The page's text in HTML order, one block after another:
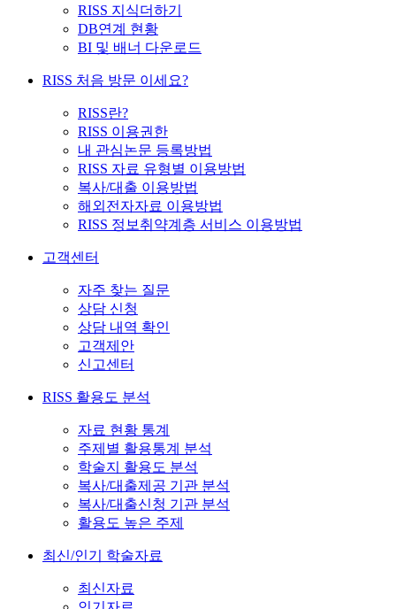
RISS 지식더하기
DB연계 현황
BI 및 배너 다운로드
RISS 처음 방문 이세요?
RISS란?
RISS 이용권한
내 관심논문 등록방법
RISS 자료 유형별 이용방법
복사/대출 이용방법
해외전자자료 이용방법
RISS 정보취약계층 서비스 이용방법
고객센터
자주 찾는 질문
상담 신청
상담 내역 확인
고객제안
신고센터
RISS 활용도 분석
자료 현황 통계
주제별 활용통계 분석
학술지 활용도 분석
복사/대출제공 기관 분석
복사/대출신청 기관 분석
활용도 높은 주제
최신/인기 학술자료
최신자료